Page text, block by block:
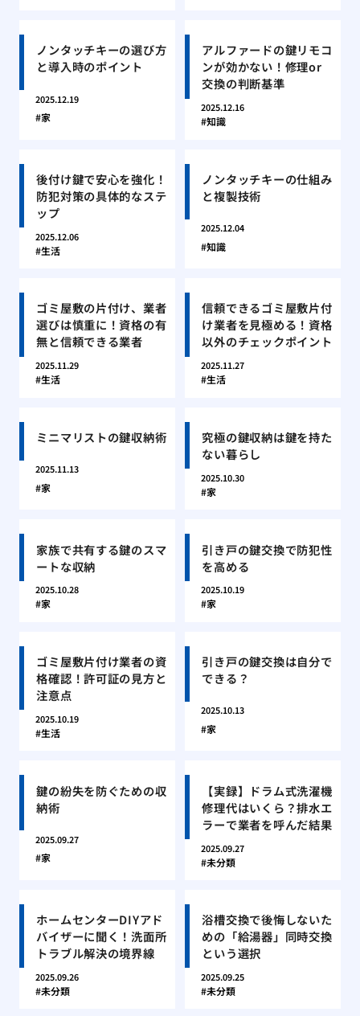
ノンタッチキーの選び方
と導入時のポイント
2025.12.19
家
アルファードの鍵リモコ
ンが効かない！修理or
交換の判断基準
2025.12.16
知識
後付け鍵で安心を強化！
防犯対策の具体的なステ
ップ
2025.12.06
生活
ノンタッチキーの仕組み
と複製技術
2025.12.04
知識
ゴミ屋敷の片付け、業者
選びは慎重に！資格の有
無と信頼できる業者
2025.11.29
生活
信頼できるゴミ屋敷片付
け業者を見極める！資格
以外のチェックポイント
2025.11.27
生活
ミニマリストの鍵収納術
2025.11.13
家
究極の鍵収納は鍵を持た
ない暮らし
2025.10.30
家
家族で共有する鍵のスマ
ートな収納
2025.10.28
家
引き戸の鍵交換で防犯性
を高める
2025.10.19
家
ゴミ屋敷片付け業者の資
格確認！許可証の見方と
注意点
2025.10.19
生活
引き戸の鍵交換は自分で
できる？
2025.10.13
家
鍵の紛失を防ぐための収
納術
2025.09.27
家
【実録】ドラム式洗濯機
修理代はいくら？排水エ
ラーで業者を呼んだ結果
2025.09.27
未分類
ホームセンターDIYアド
バイザーに聞く！洗面所
トラブル解決の境界線
2025.09.26
未分類
浴槽交換で後悔しないた
めの「給湯器」同時交換
という選択
2025.09.25
未分類